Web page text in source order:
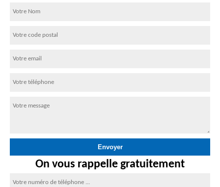
On vous rappelle gratuitement